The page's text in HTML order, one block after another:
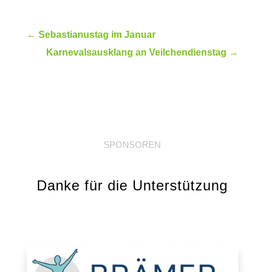
← Sebastianustag im Januar
Karnevalsausklang an Veilchendienstag →
SPONSOREN
Danke für die Unterstützung